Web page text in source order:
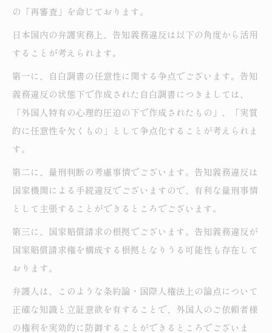
の「再審査」を命じております。
日本国内の弁護実務上、告知義務違反は以下の角度から活用
することが考えられます。
第一に、自白調書の任意性に関する争点でございます。告知
義務違反の状態下で作成された自白調書につきましては、
「外国人特有の心理的圧迫の下で作成されたもの」、「実質
的に任意性を欠くもの」として争点化することが考えられま
す。
第二に、量刑判断の考慮事情でございます。告知義務違反は
国家機関による手続違反でございますので、有利な量刑事情
として主張することができるところでございます。
第三に、国家賠償請求の根拠でございます。告知義務違反が
国家賠償請求権を構成する根拠となりうる可能性も存在して
おります。
弁護人は、このような条約論・国際人権法上の論点について
正確な知識と立証意欲を有することで、外国人のご依頼者様
の権利を実効的に防御することができるところでございま